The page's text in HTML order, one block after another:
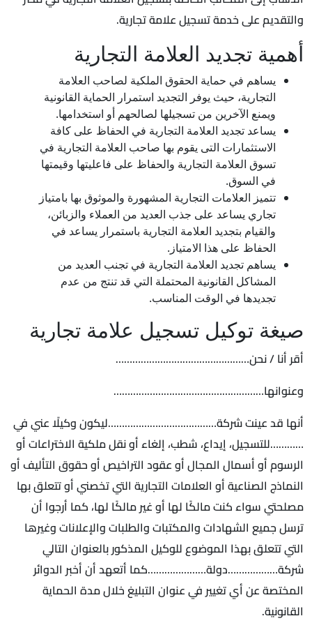
والتقديم على خدمة تسجيل علامة تجارية.
أهمية تجديد العلامة التجارية
يساهم في حماية الحقوق الملكية لصاحب العلامة
التجارية، حيث يوفر التجديد استمرار الحماية القانونية
ويمنع الآخرين من تسجيلها لصالحهم أو استخدامها.
يساعد تجديد العلامة التجارية في الحفاظ على كافة
الاستثمارات التى يقوم بها صاحب العلامة التجارية في
تسوق العلامة التجارية والحفاظ على فاعليتها وقيمتها
في السوق.
تتميز العلامات التجارية المشهورة والموثوق بها بامتياز
تجاري يساعد على جذب العديد من العملاء والزبائن،
والقيام بتجديد العلامة التجارية باستمرار يساعد في
الحفاظ على هذا الامتياز.
يساهم تجديد العلامة التجارية في تجنب العديد من
المشاكل القانونية المحتملة التي قد تنتج من عدم
تجديدها في الوقت المناسب.
صيغة توكيل تسجيل علامة تجارية
أقر أنا / نحن…………………………………………
وعنوانها………………………………………………
أنها قد عينت شركة…………………………………ليكون وكيلًا عني في
…………للتسجيل، إيداع، شطب، إلغاء أو نقل ملكية الاختراعات أو
الرسوم أو أسمال المجال أو عقود التراخيص أو حقوق التأليف أو
النماذج الصناعية أو العلامات التجارية التي تخصني أو تتعلق بها
مصلحتي سواء كنت مالكًا لها أو غير مالكًا لها، كما أرجوا أن
ترسل جميع الشهادات والمكتبات والطلبات والإعلانات وغيرها
التي تتعلق بهذا الموضوع للوكيل المذكور بالعنوان التالي
شركة………………دولة…………………كما أتعهد أن أخبر الدوائر
المختصة عن أي تغيير في عنوان التبليغ خلال مدة الحماية
القانونية.